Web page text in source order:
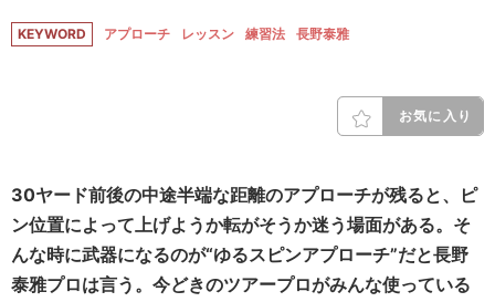
KEYWORD アプローチ レッスン 練習法 長野泰雅
お気に入り
30ヤード前後の中途半端な距離のアプローチが残ると、ピ
ン位置によって上げようか転がそうか迷う場面がある。そ
んな時に武器になるのが“ゆるスピンアプローチ”だと長野
泰雅プロは言う。今どきのツアープロがみんな使っている